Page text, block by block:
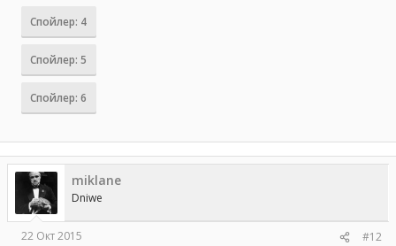
Спойлер: 4
Спойлер: 5
Спойлер: 6
miklane
Dniwe
22 Окт 2015 #12